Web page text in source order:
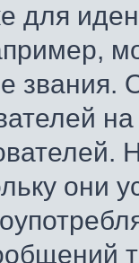
для
звания.
они